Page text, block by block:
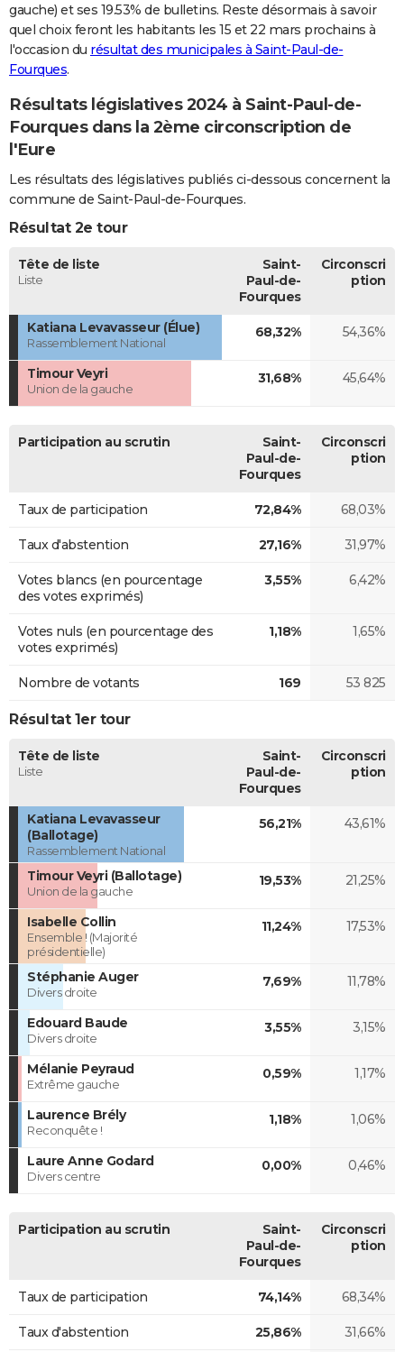
S'inscrire
Se connecter
Lycées
Collèges
Primaires
Universités
Entreprises
Service militaire
Avis de recherche
AVIS DE DÉCÈS
FORUM
gauche) et ses 19.53% de bulletins. Reste désormais à savoir
quel choix feront les habitants les 15 et 22 mars prochains à
l'occasion du résultat des municipales à Saint-Paul-de-
Fourques.
Résultats législatives 2024 à Saint-Paul-de-
Fourques dans la 2ème circonscription de
l'Eure
Les résultats des législatives publiés ci-dessous concernent la
commune de Saint-Paul-de-Fourques.
Résultat 2e tour
Tête de liste
Liste
Saint-
Paul-de-
Fourques
Circonscri
ption
Katiana Levavasseur (Élue)
Rassemblement National
68,32% 54,36%
Timour Veyri
Union de la gauche
31,68% 45,64%
Participation au scrutin
Saint-
Paul-de-
Fourques
Circonscri
ption
Taux de participation 72,84% 68,03%
Taux d'abstention 27,16% 31,97%
Votes blancs (en pourcentage
des votes exprimés)
3,55% 6,42%
Votes nuls (en pourcentage des
votes exprimés)
1,18% 1,65%
Nombre de votants 169 53 825
Résultat 1er tour
Tête de liste
Liste
Saint-
Paul-de-
Fourques
Circonscri
ption
Katiana Levavasseur
(Ballotage)
Rassemblement National
56,21% 43,61%
Timour Veyri (Ballotage)
Union de la gauche
19,53% 21,25%
Isabelle Collin
Ensemble ! (Majorité
présidentielle)
11,24% 17,53%
Stéphanie Auger
Divers droite
7,69% 11,78%
Edouard Baude
Divers droite
3,55% 3,15%
Mélanie Peyraud
Extrême gauche
0,59% 1,17%
Laurence Brély
Reconquête !
1,18% 1,06%
Laure Anne Godard
Divers centre
0,00% 0,46%
Participation au scrutin
Saint-
Paul-de-
Fourques
Circonscri
ption
Taux de participation 74,14% 68,34%
Taux d'abstention 25,86% 31,66%